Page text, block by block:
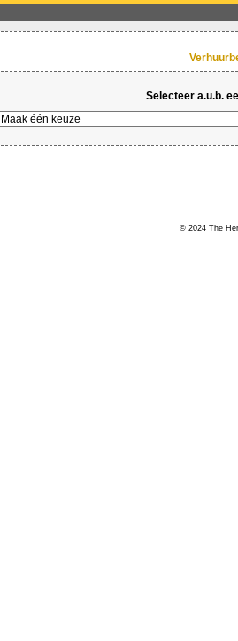
Selecteer a.u.b.
© 2024 The